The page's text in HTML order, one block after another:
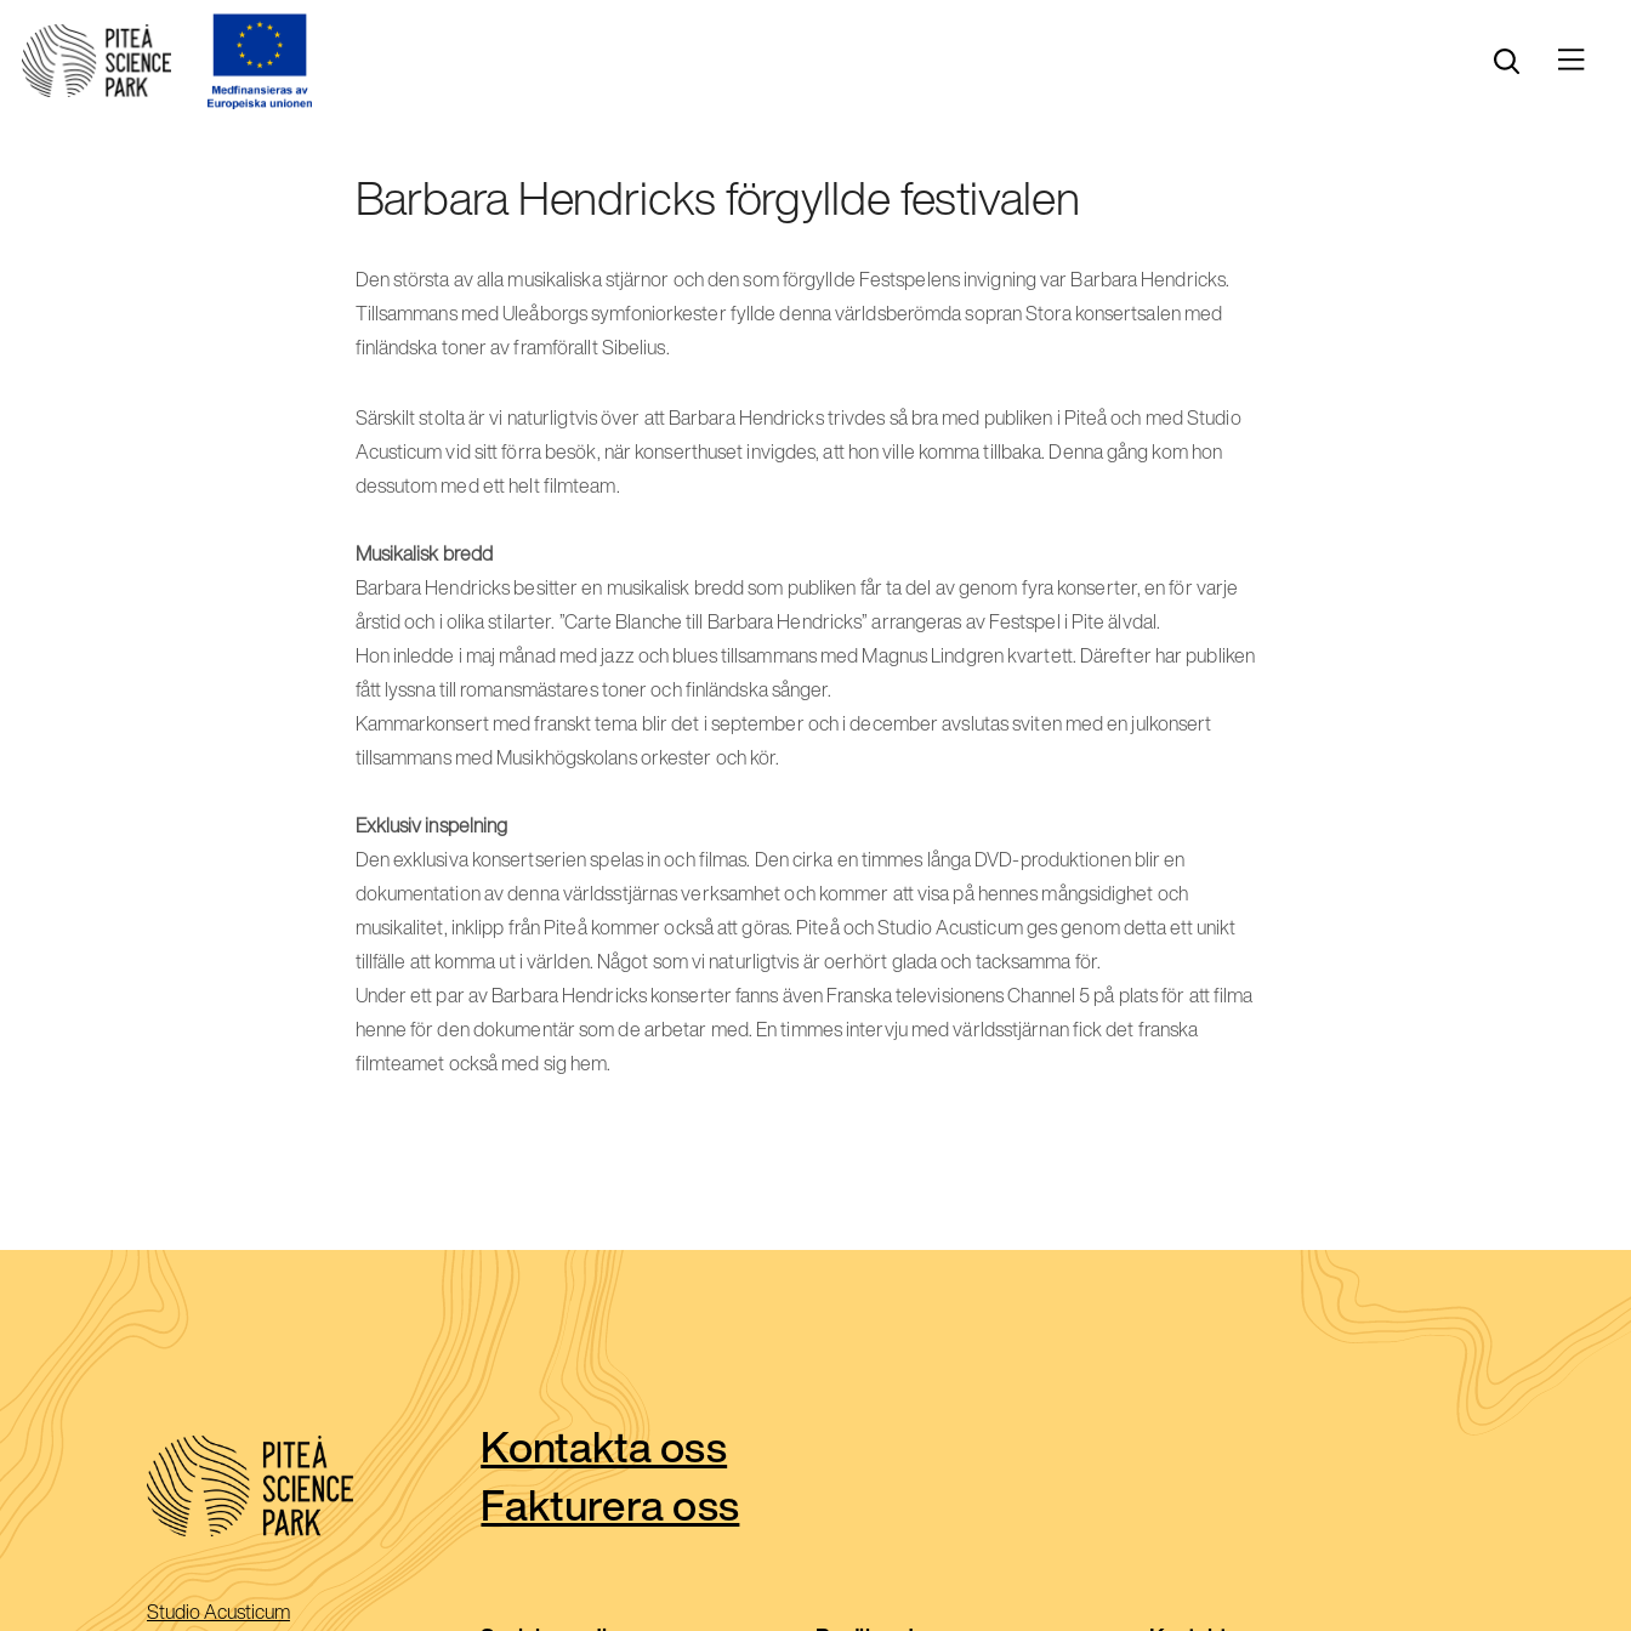
Öppna sök
Öppna menyn
Barbara Hendricks förgyllde festivalen
Den största av alla musikaliska stjärnor och den som förgyllde Festspelens invigning var Barbara Hendricks.
Tillsammans med Uleåborgs symfoniorkester fyllde denna världsberömda sopran Stora konsertsalen med
finländska toner av framförallt Sibelius.
Särskilt stolta är vi naturligtvis över att Barbara Hendricks trivdes så bra med publiken i Piteå och med Studio
Acusticum vid sitt förra besök, när konserthuset invigdes, att hon ville komma tillbaka. Denna gång kom hon
dessutom med ett helt filmteam.
Musikalisk bredd
Barbara Hendricks besitter en musikalisk bredd som publiken får ta del av genom fyra konserter, en för varje
årstid och i olika stilarter. ”Carte Blanche till Barbara Hendricks” arrangeras av Festspel i Pite älvdal.
Hon inledde i maj månad med jazz och blues tillsammans med Magnus Lindgren kvartett. Därefter har publiken
fått lyssna till romansmästares toner och finländska sånger.
Kammarkonsert med franskt tema blir det i september och i december avslutas sviten med en julkonsert
tillsammans med Musikhögskolans orkester och kör.
Exklusiv inspelning
Den exklusiva konsertserien spelas in och filmas. Den cirka en timmes långa DVD-produktionen blir en
dokumentation av denna världsstjärnas verksamhet och kommer att visa på hennes mångsidighet och
musikalitet, inklipp från Piteå kommer också att göras. Piteå och Studio Acusticum ges genom detta ett unikt
tillfälle att komma ut i världen. Något som vi naturligtvis är oerhört glada och tacksamma för.
Under ett par av Barbara Hendricks konserter fanns även Franska televisionens Channel 5 på plats för att filma
henne för den dokumentär som de arbetar med. En timmes intervju med världsstjärnan fick det franska
filmteamet också med sig hem.
Studio Acusticum(Öppnas
Kontakta oss
Fakturera oss